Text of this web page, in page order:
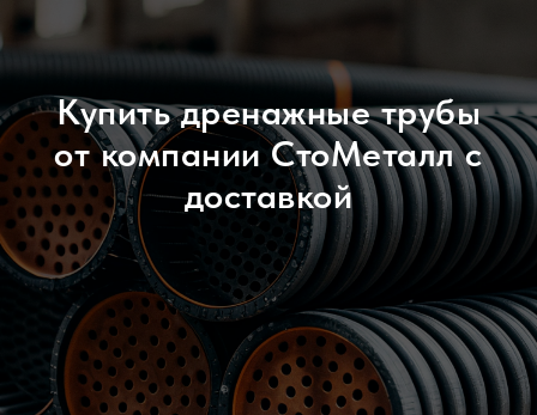
Купить дренажные трубы
от компании СтоМеталл с
доставкой